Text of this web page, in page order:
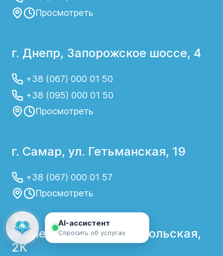
Просмотреть
г. Днепр, Запорожское шоссе, 4
+38 (067) 000 01 50
+38 (095) 000 01 50
Просмотреть
г. Самар, ул. Гетьманская, 19
+38 (067) 000 01 57
Просмотреть
г. Днепр, ул. Симферопольская,
2К
AI-ассистент
Спросить об услугах